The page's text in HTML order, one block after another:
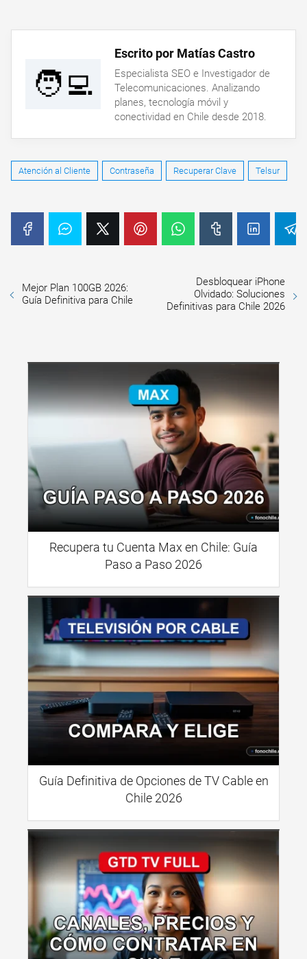
🧑‍💻
Escrito por Matías Castro
Especialista SEO e Investigador de
Telecomunicaciones. Analizando
planes, tecnología móvil y
conectividad en Chile desde 2018.
Atención al Cliente Contraseña Recuperar Clave Telsur
Mejor Plan 100GB 2026:
Guía Definitiva para Chile
Desbloquear iPhone
Olvidado: Soluciones
Definitivas para Chile 2026
Recupera tu Cuenta Max en Chile: Guía
Paso a Paso 2026
Guía Definitiva de Opciones de TV Cable en
Chile 2026